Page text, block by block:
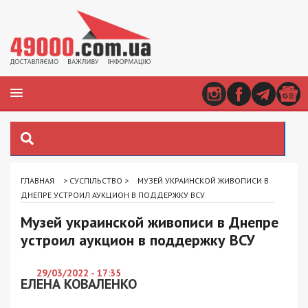
ГЛАВНАЯ > СУСПІЛЬСТВО >
МУЗЕЙ УКРАИНСКОЙ ЖИВОПИСИ В
ДНЕПРЕ УСТРОИЛ АУКЦИОН В ПОДДЕРЖКУ ВСУ
Музей украинской живописи в Днепре
устроил аукцион в поддержку ВСУ
29/03/2022 - 17:35
ЕЛЕНА КОВАЛЕНКО